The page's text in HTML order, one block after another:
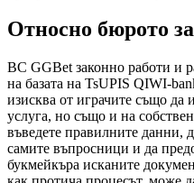
Относно бюрото
BC GGBet законно работи и
на базата на TsUPIS QIWI-
изисква от играчите също да
услуга, но също и на
въведете правилните данни,
самите въпросници и да
букмейкъра исканите